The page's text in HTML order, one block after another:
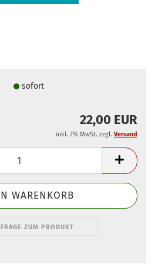
sofort
22,00 EUR
inkl. 7% MwSt. zzgl. Versand
FRAGE ZUM PRODUKT